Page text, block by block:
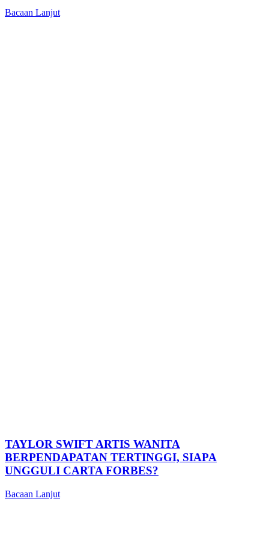
Bacaan Lanjut
TAYLOR SWIFT ARTIS WANITA
BERPENDAPATAN TERTINGGI, SIAPA
UNGGULI CARTA FORBES?
Bacaan Lanjut